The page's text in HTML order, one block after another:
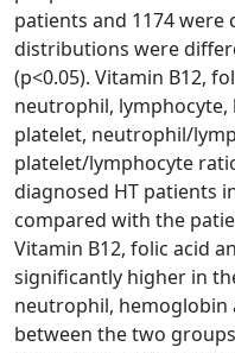
patients and 1174 were
distributions were
(p<0.05). Vitamin B12,
neutrophil,
platelet, neutrophil/
platelet/lymphocyte
diagnosed HT patients
compared with the
Vitamin B12, folic acid
significantly higher in
neutrophil, hemoglobin
between the two